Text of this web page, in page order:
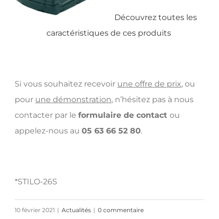
Découvrez toutes les
caractéristiques de ces produits
Si vous souhaitez recevoir une offre de prix, ou
pour une démonstration, n’hésitez pas à nous
contacter par le formulaire de contact ou
appelez-nous au 05 63 66 52 80.
*STILO-26S
10 février 2021 | Actualités | 0 commentaire